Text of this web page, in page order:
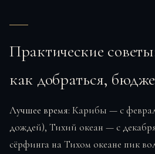
Практические
как добраться,
Лучшее время: Карибы — с
дождей), Тихий океан — с
сёрфинга на Тихом океане пик